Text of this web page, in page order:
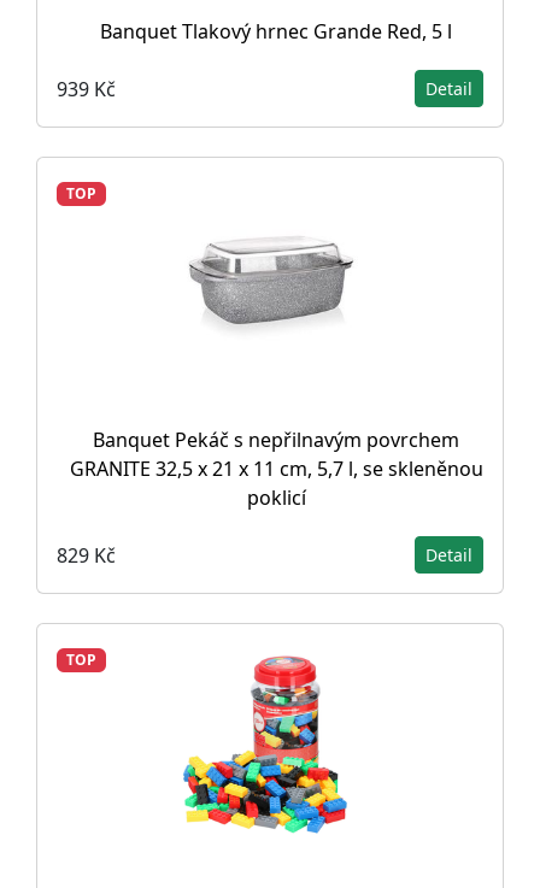
Banquet Tlakový hrnec Grande Red, 5 l
939 Kč Detail
TOP
Banquet Pekáč s nepřilnavým povrchem
GRANITE 32,5 x 21 x 11 cm, 5,7 l, se skleněnou
poklicí
829 Kč Detail
TOP